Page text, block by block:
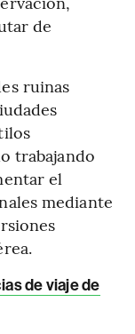
de
ruinas
trabajando
el
mediante
de viaje de